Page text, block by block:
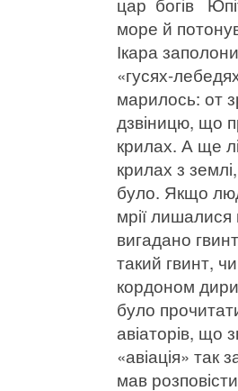
море й
Ікара
«гусях-
марилось: от
дзвіницю, що
крилах. А ще
крилах з
було. Якщо
мрії
вигадано
такий гвинт,
кордоном
було
авіаторів, що
«авіація» так
мав